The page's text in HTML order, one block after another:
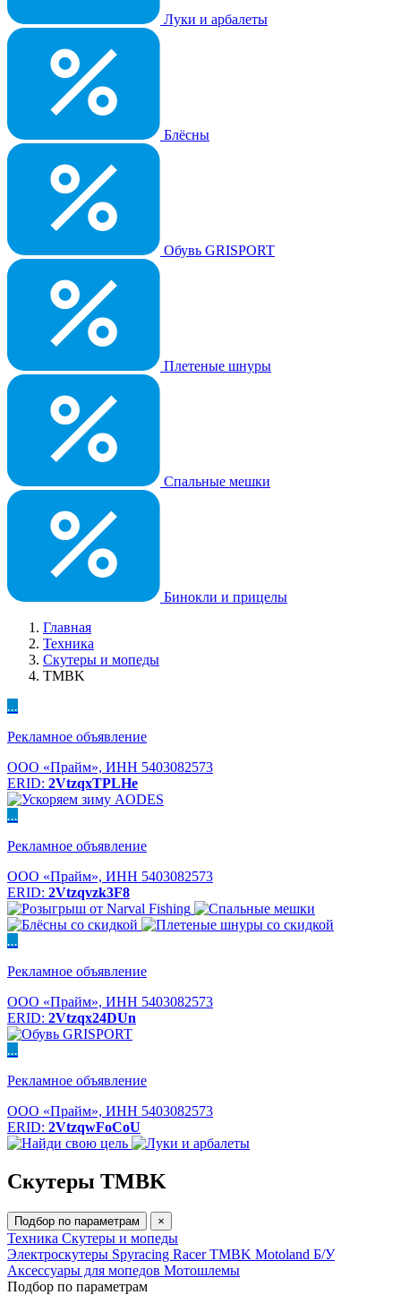
Луки и арбалеты
Блёсны
Обувь GRISPORT
Плетеные шнуры
Спальные мешки
Бинокли и прицелы
Главная
Техника
Скутеры и мопеды
TMBK
...
Рекламное объявление
ООО «Прайм», ИНН 5403082573
ERID: 2VtzqxTPLHe
...
Рекламное объявление
ООО «Прайм», ИНН 5403082573
ERID: 2Vtzqvzk3F8
...
Рекламное объявление
ООО «Прайм», ИНН 5403082573
ERID: 2Vtzqx24DUn
...
Рекламное объявление
ООО «Прайм», ИНН 5403082573
ERID: 2VtzqwFoCoU
Скутеры TMBK
Подбор по параметрам ×
Техника Скутеры и мопеды
Электроскутеры Spyracing RacerTMBK Motoland Б/У
Аксессуары для мопедов Мотошлемы
Подбор по параметрам